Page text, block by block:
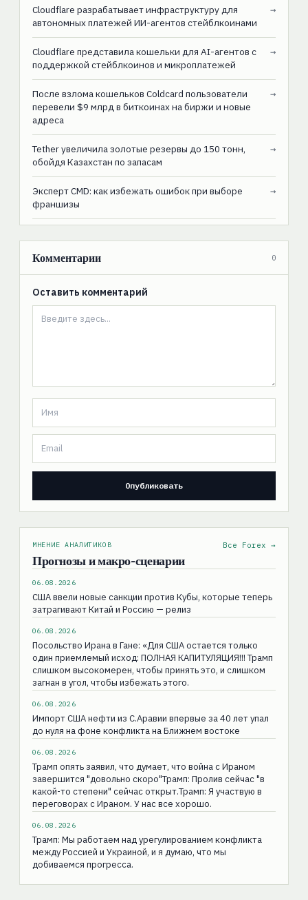
Cloudflare разрабатывает инфраструктуру для
автономных платежей ИИ-агентов стейблкоинами
→
Cloudflare представила кошельки для AI-агентов с
поддержкой стейблкоинов и микроплатежей
→
После взлома кошельков Coldcard пользователи
перевели $9 млрд в биткоинах на биржи и новые
адреса
→
Tether увеличила золотые резервы до 150 тонн,
обойдя Казахстан по запасам
→
Эксперт CMD: как избежать ошибок при выборе
франшизы
→
Комментарии 0
Оставить комментарий
МНЕНИЕ АНАЛИТИКОВ
Прогнозы и макро-сценарии
Все Forex →
06.08.2026
США ввели новые санкции против Кубы, которые теперь
затрагивают Китай и Россию — релиз
06.08.2026
Посольство Ирана в Гане: «Для США остаeтся только
один приемлемый исход: ПОЛНАЯ КАПИТУЛЯЦИЯ!!! Трамп
слишком высокомерен, чтобы принять это, и слишком
загнан в угол, чтобы избежать этого.
06.08.2026
Импорт США нефти из С.Аравии впервые за 40 лет упал
до нуля на фоне конфликта на Ближнем востоке
06.08.2026
Трамп опять заявил, что думает, что война с Ираном
завершится "довольно скоро"Трамп: Пролив сейчас "в
какой-то степени" сейчас открыт.Трамп: Я участвую в
переговорах с Ираном. У нас все хорошо.
06.08.2026
Трамп: Мы работаем над урегулированием конфликта
между Россией и Украиной, и я думаю, что мы
добиваемся прогресса.